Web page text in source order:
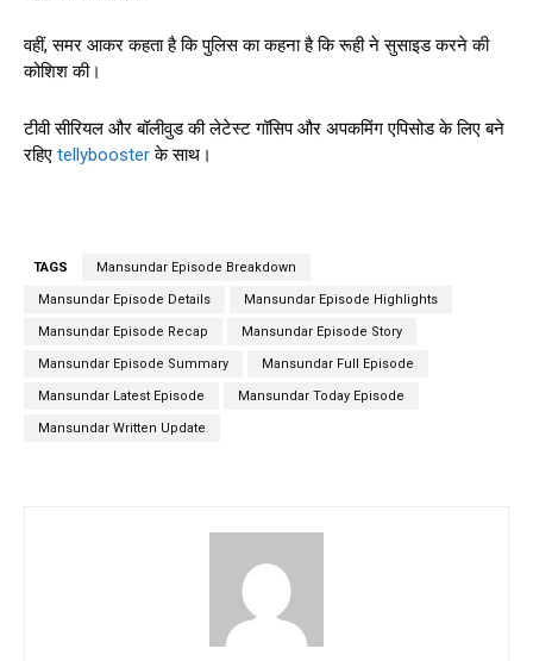
वहीं, समर आकर कहता है कि पुलिस का कहना है कि रूही ने सुसाइड करने की
कोशिश की।
टीवी सीरियल और बॉलीवुड की लेटेस्ट गॉसिप और अपकमिंग एपिसोड के लिए बने
रहिए tellyboosterके साथ।
TAGS Mansundar Episode Breakdown
Mansundar Episode Details Mansundar Episode Highlights
Mansundar Episode Recap Mansundar Episode Story
Mansundar Episode Summary Mansundar Full Episode
Mansundar Latest Episode Mansundar Today Episode
Mansundar Written Update